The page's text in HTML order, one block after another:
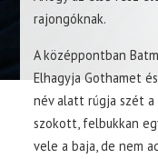
rajongóknak.
A középpontban
Elhagyja Gothamet
név alatt rúgja szét a
szokott, felbukkan
vele a baja, de nem